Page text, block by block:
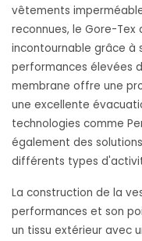
vêtements
reconnues, le Gore-
incontournable grâce à
performances élevées
membrane offre une
une excellente
technologies comme
également des
différents types
La construction de la
performances et son
un tissu extérieur avec